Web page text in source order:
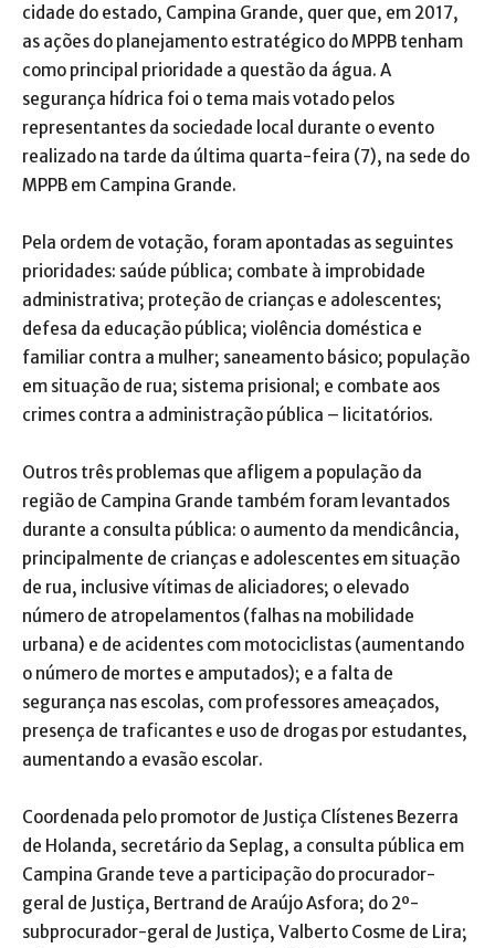
cidade do estado, Campina Grande, quer que, em 2017,
as ações do planejamento estratégico do MPPB tenham
como principal prioridade a questão da água. A
segurança hídrica foi o tema mais votado pelos
representantes da sociedade local durante o evento
realizado na tarde da última quarta-feira (7), na sede do
MPPB em Campina Grande.
Pela ordem de votação, foram apontadas as seguintes
prioridades: saúde pública; combate à improbidade
administrativa; proteção de crianças e adolescentes;
defesa da educação pública; violência doméstica e
familiar contra a mulher; saneamento básico; população
em situação de rua; sistema prisional; e combate aos
crimes contra a administração pública – licitatórios.
Outros três problemas que afligem a população da
região de Campina Grande também foram levantados
durante a consulta pública: o aumento da mendicância,
principalmente de crianças e adolescentes em situação
de rua, inclusive vítimas de aliciadores; o elevado
número de atropelamentos (falhas na mobilidade
urbana) e de acidentes com motociclistas (aumentando
o número de mortes e amputados); e a falta de
segurança nas escolas, com professores ameaçados,
presença de traficantes e uso de drogas por estudantes,
aumentando a evasão escolar.
Coordenada pelo promotor de Justiça Clístenes Bezerra
de Holanda, secretário da Seplag, a consulta pública em
Campina Grande teve a participação do procurador-
geral de Justiça, Bertrand de Araújo Asfora; do 2º-
subprocurador-geral de Justiça, Valberto Cosme de Lira;